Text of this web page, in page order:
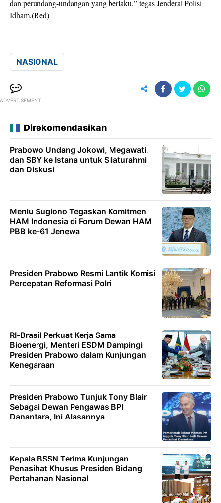
dan perundang-undangan yang berlaku,” tegas Jenderal Polisi
Idham.(Red)
NASIONAL
ADVERTISEMENT
Direkomendasikan
Prabowo Undang Jokowi, Megawati,
dan SBY ke Istana untuk Silaturahmi
dan Diskusi
Menlu Sugiono Tegaskan Komitmen
HAM Indonesia di Forum Dewan HAM
PBB ke-61 Jenewa
Presiden Prabowo Resmi Lantik Komisi
Percepatan Reformasi Polri
RI-Brasil Perkuat Kerja Sama
Bioenergi, Menteri ESDM Dampingi
Presiden Prabowo dalam Kunjungan
Kenegaraan
Presiden Prabowo Tunjuk Tony Blair
Sebagai Dewan Pengawas BPI
Danantara, Ini Alasannya
Kepala BSSN Terima Kunjungan
Penasihat Khusus Presiden Bidang
Pertahanan Nasional